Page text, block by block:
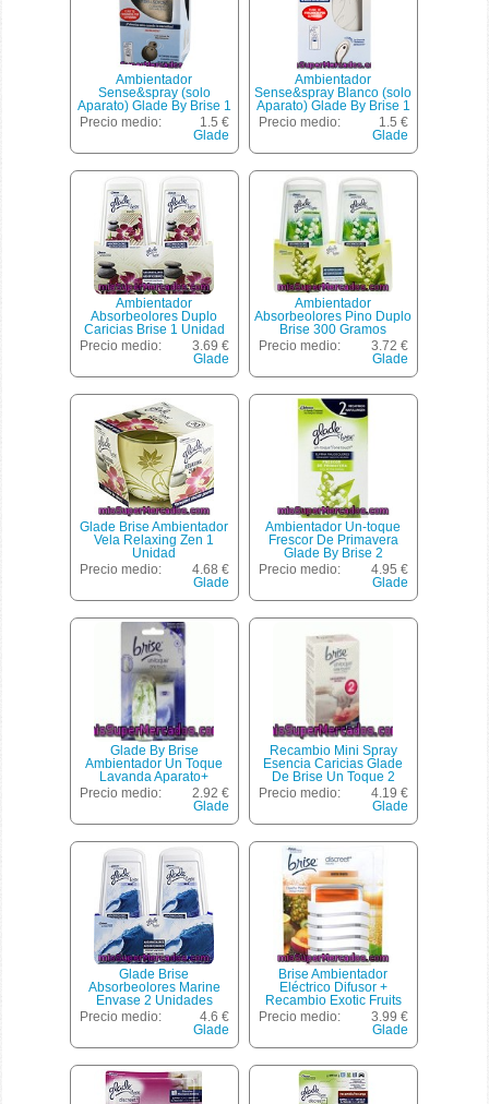
Ambientador
Sense&spray (solo
Aparato) Glade By Brise 1
Ud.
Precio medio:
1.5 €
Glade
Ambientador
Sense&spray Blanco (solo
Aparato) Glade By Brise 1
Ud.
Precio medio:
1.5 €
Glade
Ambientador
Absorbeolores Duplo
Caricias Brise 1 Unidad
Precio medio:
3.69 €
Glade
Ambientador
Absorbeolores Pino Duplo
Brise 300 Gramos
Precio medio:
3.72 €
Glade
Glade Brise Ambientador
Vela Relaxing Zen 1
Unidad
Precio medio:
4.68 €
Glade
Ambientador Un-toque
Frescor De Primavera
Glade By Brise 2
Recambios.
Precio medio:
4.95 €
Glade
Glade By Brise
Ambientador Un Toque
Lavanda Aparato+
Recambio 1 Ud
Precio medio:
2.92 €
Glade
Recambio Mini Spray
Esencia Caricias Glade
De Brise Un Toque 2
Unidades. Este Tipo De
Recambios De
Son Para El Difusor De
Glade Brise Un Toque.
Precio medio:
4.19 €
Glade
Glade Brise
Absorbeolores Marine
Envase 2 Unidades
Precio medio:
4.6 €
Glade
Brise Ambientador
Eléctrico Difusor +
Recambio Exotic Fruits
Precio medio:
3.99 €
Glade